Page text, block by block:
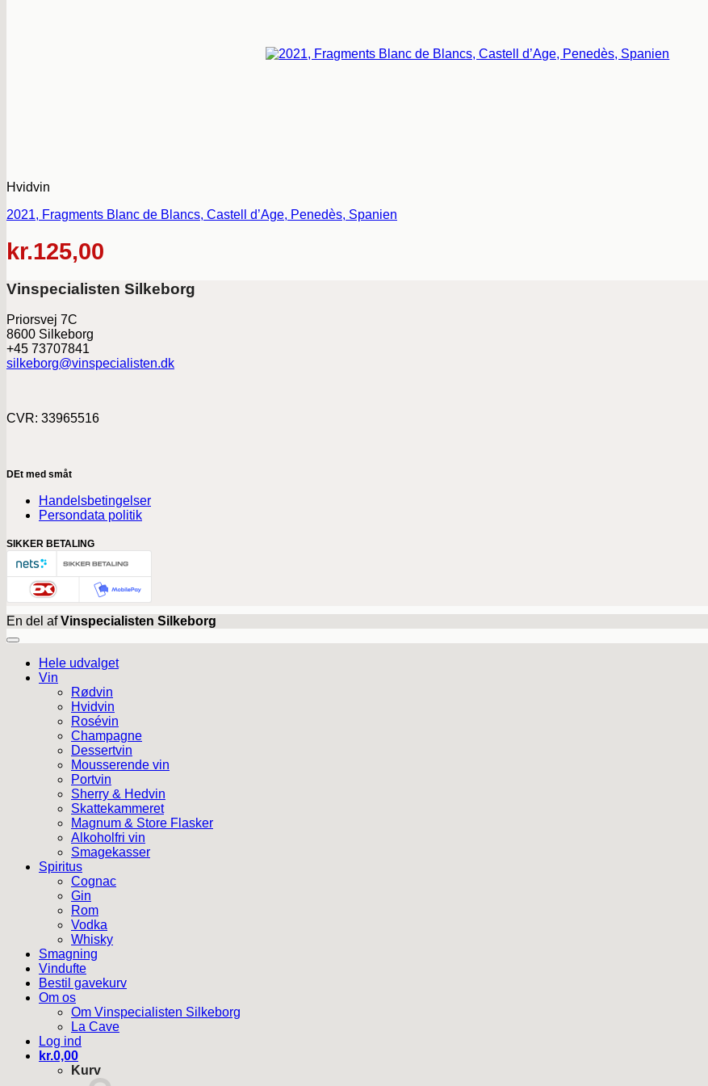
Hvidvin
2021, Fragments Blanc de Blancs, Castell d’Age, Penedès, Spanien
kr.125,00
Vinspecialisten Silkeborg
Priorsvej 7C
8600 Silkeborg
+45 73707841
silkeborg@vinspecialisten.dk
CVR: 33965516
DEt med småt
Handelsbetingelser
Persondata politik
SIKKER BETALING
En del afVinspecialisten Silkeborg
Hele udvalget
Vin
Rødvin
Hvidvin
Rosévin
Champagne
Dessertvin
Mousserende vin
Portvin
Sherry & Hedvin
Skattekammeret
Magnum & Store Flasker
Alkoholfri vin
Smagekasser
Spiritus
Cognac
Gin
Rom
Vodka
Whisky
Smagning
Vindufte
Bestil gavekurv
Om os
Om Vinspecialisten Silkeborg
La Cave
Log ind
kr.0,00
Kurv